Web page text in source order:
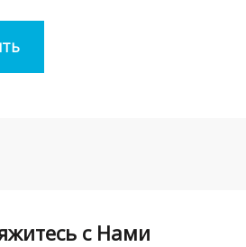
с Нами